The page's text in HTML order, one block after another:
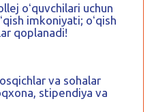
oʻquvchilari uchun
imkoniyati; oʻqish
qoplanadi!
va sohalar
stipendiya va